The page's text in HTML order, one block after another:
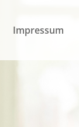
Impressum